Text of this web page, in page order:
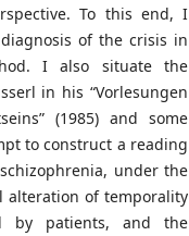
To this end, I
of the crisis in
I also situate the
in his “Vorlesungen
(1985) and some
to construct a reading
under the
alteration of temporality
by patients, and the